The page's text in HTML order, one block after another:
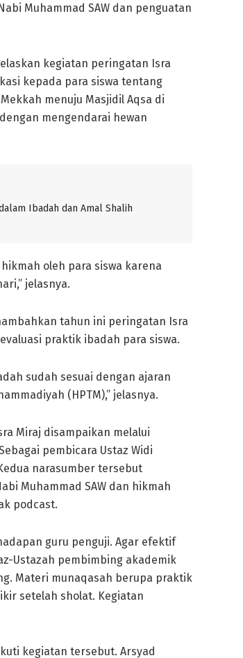
Muhammad SAW dan penguatan
kegiatan peringatan Isra
kepada para siswa tentang
menuju Masjidil Aqsa di
mengendarai hewan
Ibadah dan Amal Shalih
oleh para siswa karena
jelasnya.
tahun ini peringatan Isra
praktik ibadah para siswa.
sudah sesuai dengan ajaran
(HPTM),” jelasnya.
Miraj disampaikan melalui
pembicara Ustaz Widi
narasumber tersebut
Muhammad SAW dan hikmah
podcast.
guru penguji. Agar efektif
Ustazah pembimbing akademik
Materi munaqasah berupa praktik
setelah sholat. Kegiatan
kegiatan tersebut. Arsyad